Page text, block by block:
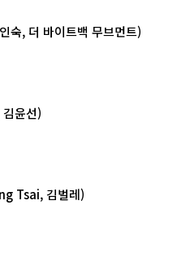
숙, 더 바이트백 무브먼트)
윤선)
Tsai, 김벌레)